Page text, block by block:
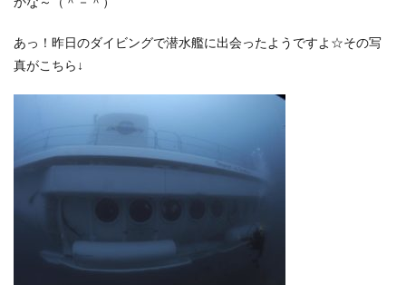
あっ！昨日のダイビングで潜水艦に出会ったようですよ☆その写
真がこちら↓